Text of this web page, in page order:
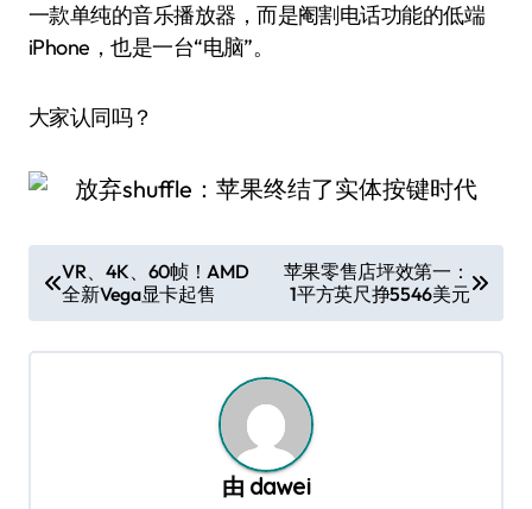
一款单纯的音乐播放器，而是阉割电话功能的低端
iPhone，也是一台“电脑”。
大家认同吗？
章
导
VR、4K、60帧！AMD
全新Vega显卡起售
苹果零售店坪效第一：
1平方英尺挣5546美元
由 dawei